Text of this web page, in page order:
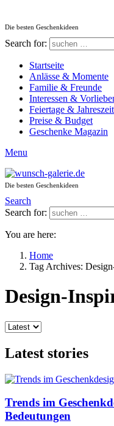
Die besten Geschenkideen
Search for:
Startseite
Anlässe & Momente
Familie & Freunde
Interessen &
Feiertage &
Preise & Budget
Geschenke Magazin
Menu
Die besten Geschenkideen
Search
Search for:
You are here:
Home
Tag Archives:
Design-
Latest stories
Trends im
Bedeutungen